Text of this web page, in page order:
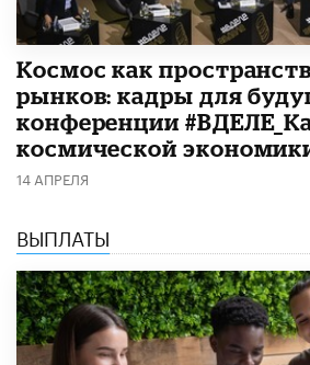
Космос как
рынков: кадры для
конференции
космической
14 АПРЕЛЯ
ВЫПЛАТЫ